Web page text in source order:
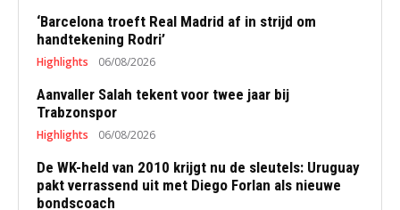
‘Barcelona troeft Real Madrid af in strijd om
handtekening Rodri’
Highlights 06/08/2026
Aanvaller Salah tekent voor twee jaar bij
Trabzonspor
Highlights 06/08/2026
De WK-held van 2010 krijgt nu de sleutels: Uruguay
pakt verrassend uit met Diego Forlan als nieuwe
bondscoach